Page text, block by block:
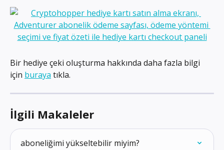
Bir hediye çeki oluşturma hakkında daha fazla bilgi
için buraya tıkla.
İlgili Makaleler
aboneliğimi yükseltebilir miyim?